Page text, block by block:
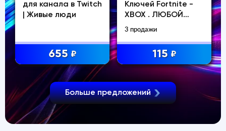
для канала в Twitch
| Живые люди
655 ₽
Ключей Fortnite -
XBOX . ЛЮБОЙ
РЕГИОН
3 продажи
115 ₽
Больше предложений